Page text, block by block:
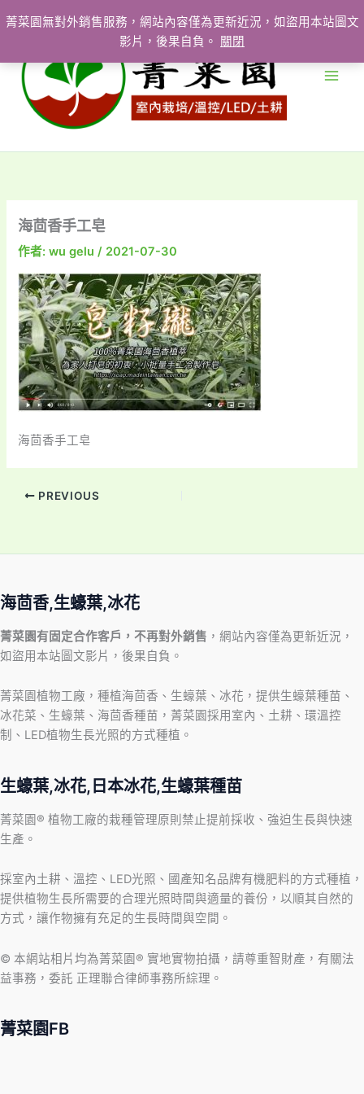
菁菜園無對外銷售服務，網站內容僅為更新近況，如盜用本站圖文
影片，後果自負。
關閉
至
要
海茴香手工皂
作者:wu gelu/ 2021-07-30
海茴香手工皂
PREVIOUS
海茴香,生蠔葉,冰花
菁菜園有固定合作客戶，不再對外銷售 ，網站內容僅為更新近況，
如盜用本站圖文影片，後果自負。
菁菜園植物工廠，種植海茴香、生蠔葉、冰花，提供生蠔葉種苗、
冰花菜、生蠔葉、海茴香種苗，菁菜園採用室內、土耕、環溫控
制、LED植物生長光照的方式種植。
生蠔葉,冰花,日本冰花,生蠔葉種苗
菁菜園® 植物工廠的栽種管理原則禁止提前採收、強迫生長與快速
生產。
採室內土耕、溫控、LED光照、國產知名品牌有機肥料的方式種植，
提供植物生長所需要的合理光照時間與適量的養份，以順其自然的
方式，讓作物擁有充足的生長時間與空間。
© 本網站相片均為菁菜園® 實地實物拍攝，請尊重智財產，有關法
益事務，委託 正理聯合律師事務所綜理。
菁菜園FB